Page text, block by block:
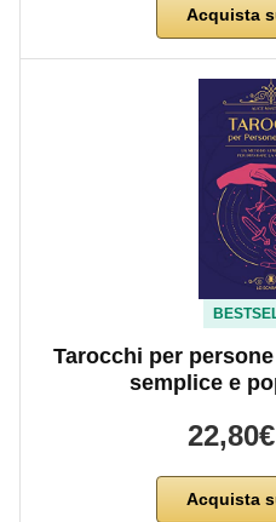
Acquista
Tarocchi per
semplice e
22,80€
Acquista